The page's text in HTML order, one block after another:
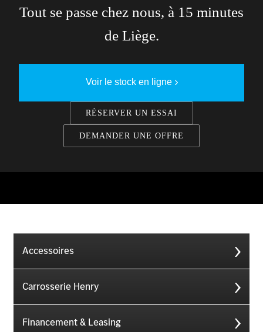
Tout se passe chez nous, à 15 minutes
de Liège.
Voir le stock en ligne
RÉSERVER UN ESSAI
DEMANDER UNE OFFRE
Accessoires
Carrosserie Henry
Financement & Leasing